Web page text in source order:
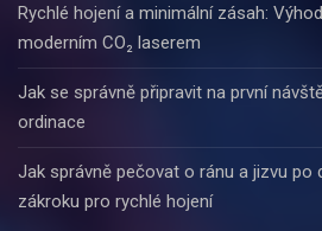
Rychlé hojení a minimální zásah:
moderním CO₂ laserem
Jak se správně připravit na první
ordinace
Jak správně pečovat o ránu a jizvu po
zákroku pro rychlé hojení